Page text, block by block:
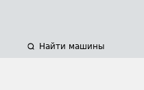
Найти машины